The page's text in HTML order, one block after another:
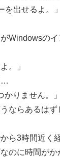
を出せるよ。」
Windowsの
。」
…
かりません。
うならあるは
ら3時間近く
のに時間がか